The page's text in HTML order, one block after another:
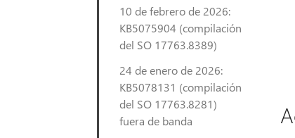
10 de febrero de 2026:
KB5075904 (compilación
del SO 17763.8389)
24 de enero de 2026:
KB5078131 (compilación
del SO 17763.8281)
fuera de banda